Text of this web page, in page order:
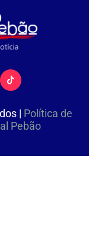
| Política de
Pebão